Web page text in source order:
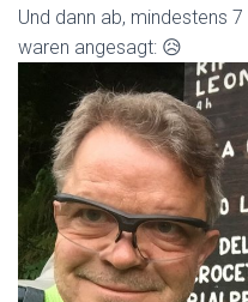
Und dann ab, mindestens
waren angesagt: 😥